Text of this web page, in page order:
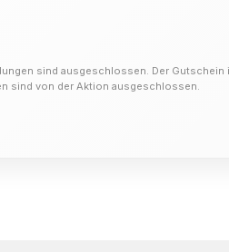
sind ausgeschlossen. Der Gutschein
sind von der Aktion ausgeschlossen.